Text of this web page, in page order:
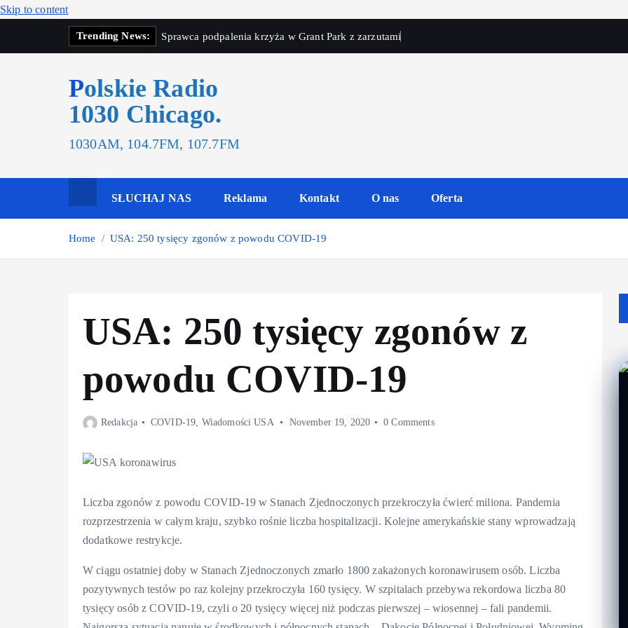
Skip to content
Trending News: Sprawca podpalenia krzyża w Grant Park z zarzutami
Polskie Radio
1030 Chicago.
1030AM, 104.7FM, 107.7FM
SŁUCHAJ NAS Reklama Kontakt O nas Oferta
Home USA: 250 tysięcy zgonów z powodu COVID-19
USA: 250 tysięcy zgonów z
powodu COVID-19
Redakcja COVID-19, Wiadomości USA November 19, 2020 0 Comments
Liczba zgonów z powodu COVID-19 w Stanach Zjednoczonych przekroczyła ćwierć miliona. Pandemia
rozprzestrzenia w całym kraju, szybko rośnie liczba hospitalizacji. Kolejne amerykańskie stany wprowadzają
dodatkowe restrykcje.
W ciągu ostatniej doby w Stanach Zjednoczonych zmarło 1800 zakażonych koronawirusem osób. Liczba
pozytywnych testów po raz kolejny przekroczyła 160 tysięcy. W szpitalach przebywa rekordowa liczba 80
tysięcy osób z COVID-19, czyli o 20 tysięcy więcej niż podczas pierwszej – wiosennej – fali pandemii.